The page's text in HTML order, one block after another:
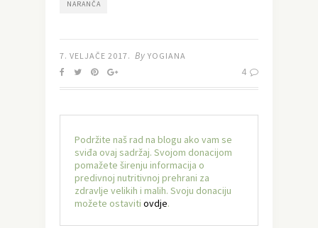
NARANČA
7. VELJAČE 2017. By YOGIANA
4
Podržite naš rad na blogu ako vam se
sviđa ovaj sadržaj. Svojom donacijom
pomažete širenju informacija o
predivnoj nutritivnoj prehrani za
zdravlje velikih i malih. Svoju donaciju
možete ostaviti ovdje.